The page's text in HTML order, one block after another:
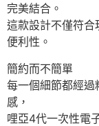
完美結合。
這款設計不僅符合
便利性。
簡約而不簡單
每一個細節都經
感，
哩亞4代一次性電